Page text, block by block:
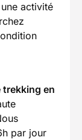
activité
trekking en
par jour